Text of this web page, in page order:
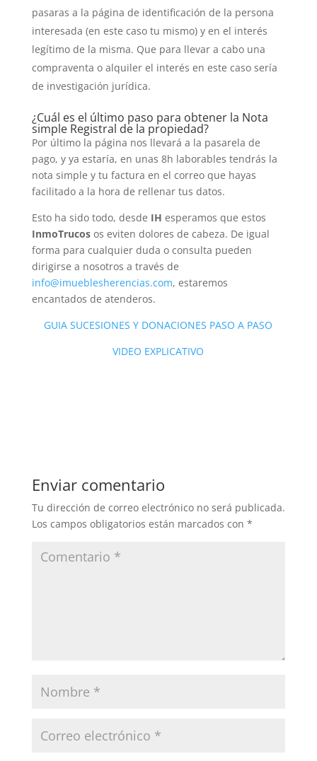
pasaras a la página de identificación de la persona
interesada (en este caso tu mismo) y en el interés
legítimo de la misma. Que para llevar a cabo una
compraventa o alquiler el interés en este caso sería
de investigación jurídica.
¿Cuál es el último paso para obtener la Nota
simple Registral de la propiedad?
Por último la página nos llevará a la pasarela de
pago, y ya estaría, en unas 8h laborables tendrás la
nota simple y tu factura en el correo que hayas
facilitado a la hora de rellenar tus datos.
Esto ha sido todo, desde IH esperamos que estos
InmoTrucosos eviten dolores de cabeza. De igual
forma para cualquier duda o consulta pueden
dirigirse a nosotros a través de
info@imueblesherencias.com, estaremos
encantados de atenderos.
GUIA SUCESIONES Y DONACIONES PASO A PASO
VIDEO EXPLICATIVO
Enviar comentario
Tu dirección de correo electrónico no será publicada.
Los campos obligatorios están marcados con *